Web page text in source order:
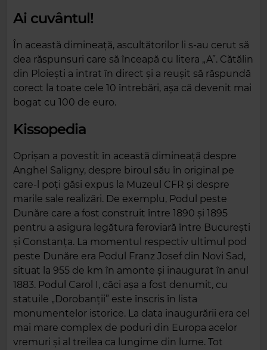
Ai cuvântul!
În această dimineață, ascultătorilor li s-au cerut să
dea răspunsuri care să înceapă cu litera „A”. Cătălin
din Ploiești a intrat în direct și a reușit să răspundă
corect la toate cele 10 întrebări, așa că devenit mai
bogat cu 100 de euro.
Kissopedia
Oprișan a povestit în această dimineață despre
Anghel Saligny, despre biroul său în original pe
care-l poți găsi expus la Muzeul CFR și despre
marile sale realizări. De exemplu, Podul peste
Dunăre care a fost construit între 1890 și 1895
pentru a asigura legătura feroviară între București
și Constanța. La momentul respectiv ultimul pod
peste Dunăre era Podul Franz Josef din Novi Sad,
situat la 955 de km în amonte și inaugurat în anul
1883. Podul Carol I, căci așa a fost denumit, cu
statuile „Dorobanții” este înscris în lista
monumentelor istorice. La data inaugurării era cel
mai mare complex de poduri din Europa acelor
vremuri și al treilea ca lungime din lume. Tot